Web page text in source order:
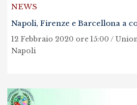
NEWS
Napoli, Firenze e Barcellona a
12 Febbraio 2020 ore 15:00 /
Napoli